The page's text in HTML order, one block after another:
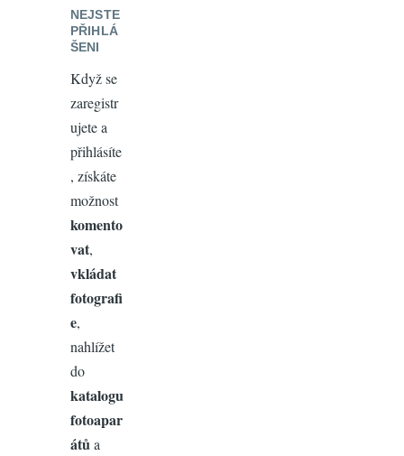
NEJSTE
PŘIHLÁ
ŠENI
Když se
zaregistr
ujete a
přihlásíte
, získáte
možnost
komento
vat,
vkládat
fotografi
e,
nahlížet
do
katalogu
fotoapar
átů a